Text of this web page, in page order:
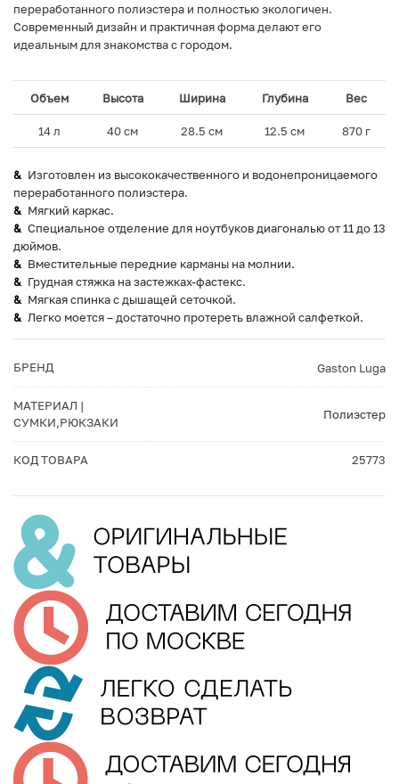
переработанного полиэстера и полностью экологичен.
Современный дизайн и практичная форма делают его
идеальным для знакомства с городом.
Объем Высота Ширина Глубина Вес
14 л 40 см 28.5 см 12.5 см 870 г
Изготовлен из высококачественного и водонепроницаемого
переработанного полиэстера.
Мягкий каркас.
Специальное отделение для ноутбуков диагональю от 11 до 13
дюймов.
Вместительные передние карманы на молнии.
Грудная стяжка на застежках-фастекс.
Мягкая спинка с дышащей сеточкой.
Легко моется – достаточно протереть влажной салфеткой.
БРЕНД Gaston Luga
МАТЕРИАЛ |
СУМКИ,РЮКЗАКИ
Полиэстер
КОД ТОВАРА 25773